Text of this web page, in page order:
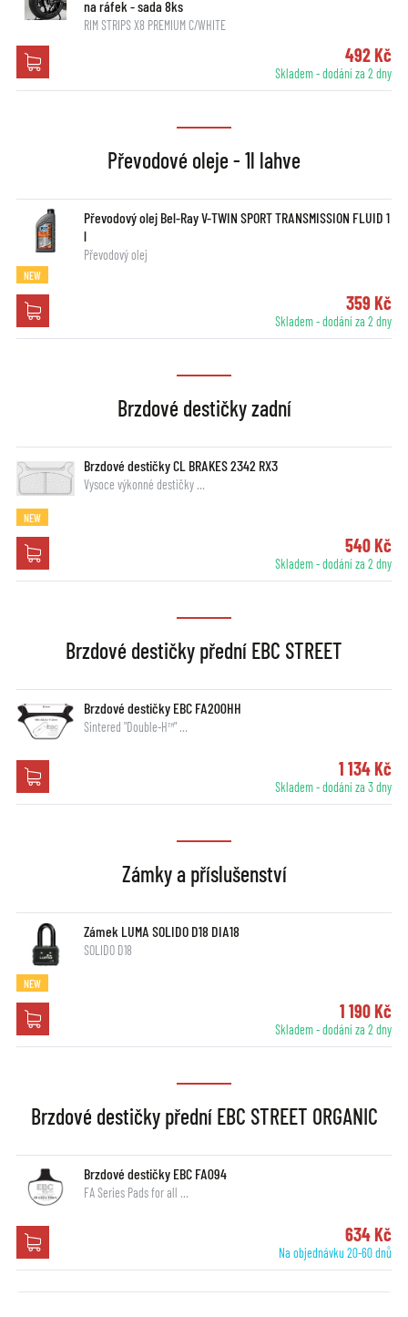
na ráfek - sada 8ks
RIM STRIPS X8 PREMIUM C/WHITE
492 Kč
Skladem - dodání za 2 dny
Převodové oleje - 1l lahve
Převodový olej Bel-Ray V-TWIN SPORT TRANSMISSION FLUID 1
l
Převodový olej
NEW
359 Kč
Skladem - dodání za 2 dny
Brzdové destičky zadní
Brzdové destičky CL BRAKES 2342 RX3
Vysoce výkonné destičky …
NEW
540 Kč
Skladem - dodání za 2 dny
Brzdové destičky přední EBC STREET
Brzdové destičky EBC FA200HH
Sintered "Double-H™" …
1 134 Kč
Skladem - dodání za 3 dny
Zámky a příslušenství
Zámek LUMA SOLIDO D18 DIA18
SOLIDO D18
NEW
1 190 Kč
Skladem - dodání za 2 dny
Brzdové destičky přední EBC STREET ORGANIC
Brzdové destičky EBC FA094
FA Series Pads for all …
634 Kč
Na objednávku 20-60 dnů